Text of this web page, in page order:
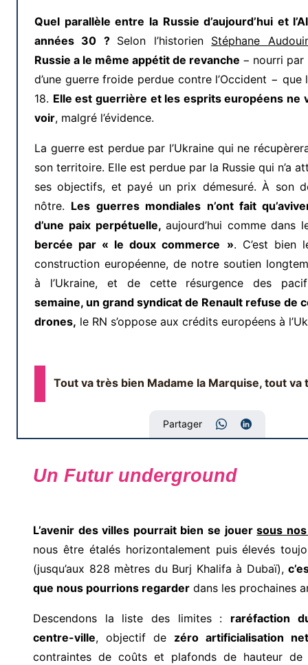
Quel parallèle entre la Russie d’aujourd’hui et
années 30 ? Selon l’historien Stéphane
Russie a le même appétit de revanche − nourri par
d’une guerre froide perdue contre l’Occident − que
18. Elle est guerrière et les esprits européens ne
voir, malgré l’évidence.
La guerre est perdue par l’Ukraine qui ne
son territoire. Elle est perdue par la Russie qui n’a
ses objectifs, et payé un prix démesuré. À son
nôtre. Les guerres mondiales n’ont fait
d’une paix perpétuelle, aujourd’hui comme dans
bercée par « le doux commerce ». C’est bien
construction européenne, de notre soutien
à l’Ukraine, et de cette résurgence des
semaine, un grand syndicat de Renault refuse de
drones, le RN s’oppose aux crédits européens à
Tout va très bien Madame la Marquise, tout
Partager
Un Futur underground
L’avenir des villes pourrait bien se jouersous
nous être étalés horizontalement puis élevés
(jusqu’aux 828 mètres du Burj Khalifa à Dubaï),
que nous pourrions regarder dans les prochaines
Descendons la liste des limites : raréfaction
centre-ville, objectif de zéro artificialisation
contraintes de coûts et plafonds de hauteur